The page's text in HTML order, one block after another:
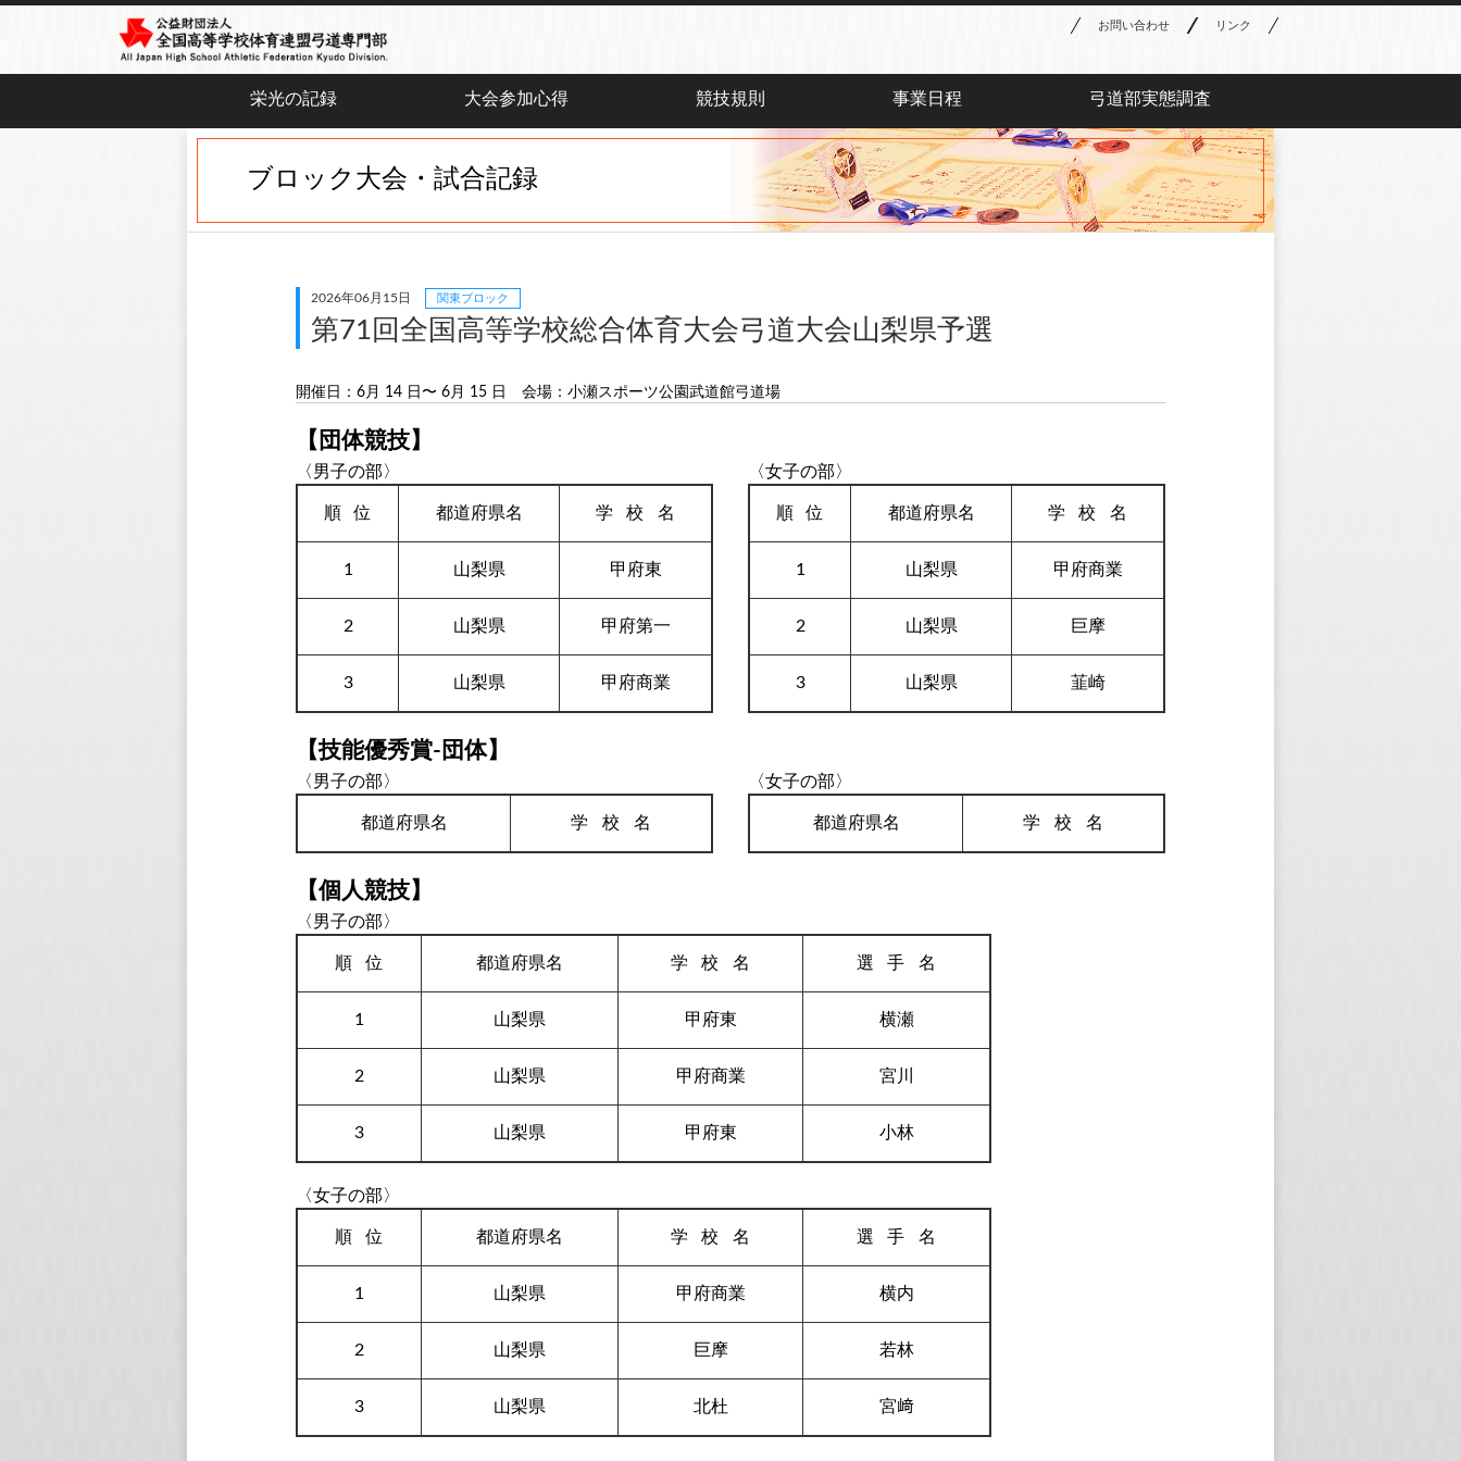
お問い合わせ リンク
栄光の記録 大会参加心得 競技規則 事業日程 弓道部実態調査
ブロック大会・試合記録
2026年06月15日 関東ブロック
第71回全国高等学校総合体育大会弓道大会山梨県予選
開催日：6月 14 日〜 6月 15 日 会場：小瀬スポーツ公園武道館弓道場
【団体競技】
〈男子の部〉
順位 都道府県名 学校名
1 山梨県 甲府東
2 山梨県 甲府第一
3 山梨県 甲府商業
〈女子の部〉
順位 都道府県名 学校名
1 山梨県 甲府商業
2 山梨県 巨摩
3 山梨県 韮崎
【技能優秀賞-団体】
〈男子の部〉
都道府県名 学校 名
〈女子の部〉
都道府県名 学校 名
【個人競技】
〈男子の部〉
順位 都道府県名 学校名 選手名
1 山梨県 甲府東 横瀬
2 山梨県 甲府商業 宮川
3 山梨県 甲府東 小林
〈女子の部〉
順位 都道府県名 学校名 選手名
1 山梨県 甲府商業 横内
2 山梨県 巨摩 若林
3 山梨県 北杜 宮﨑